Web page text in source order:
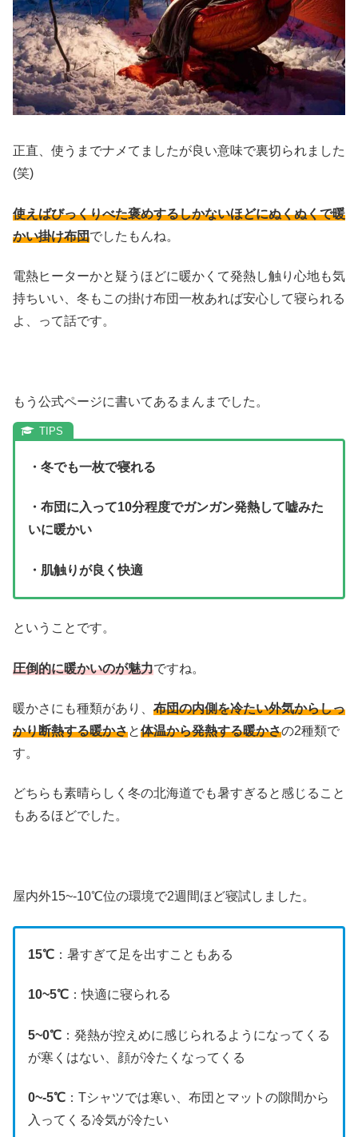
正直、使うまでナメてましたが良い意味で裏切られました
(笑)
使えばびっくりべた褒めするしかないほどにぬくぬくで暖
かい掛け布団でしたもんね。
電熱ヒーターかと疑うほどに暖かくて発熱し触り心地も気
持ちいい、冬もこの掛け布団一枚あれば安心して寝られる
よ、って話です。
もう公式ページに書いてあるまんまでした。
・冬でも一枚で寝れる
・布団に入って10分程度でガンガン発熱して嘘みた
いに暖かい
・肌触りが良く快適
ということです。
圧倒的に暖かいのが魅力ですね。
暖かさにも種類があり、 布団の内側を冷たい外気からしっ
かり断熱する暖かさと体温から発熱する暖かさの2種類で
す。
どちらも素晴らしく冬の北海道でも暑すぎると感じること
もあるほどでした。
屋内外15~-10℃位の環境で2週間ほど寝試しました。
15℃ ：暑すぎて足を出すこともある
10~5℃ ：快適に寝られる
5~0℃ ：発熱が控えめに感じられるようになってくる
が寒くはない、顔が冷たくなってくる
0~-5℃ ：Tシャツでは寒い、布団とマットの隙間から
入ってくる冷気が冷たい